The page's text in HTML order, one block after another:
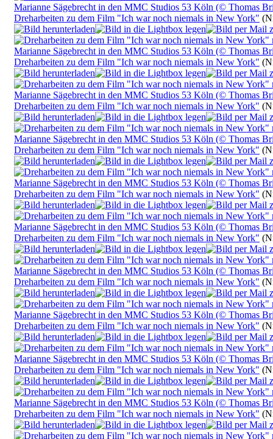
Dreharbeiten zu dem Film "Ich war noch niemals in New York"
Dreharbeiten zu dem Film "Ich war noch niemals in New York"
Dreharbeiten zu dem Film "Ich war noch niemals in New York"
Dreharbeiten zu dem Film "Ich war noch niemals in New York"
Dreharbeiten zu dem Film "Ich war noch niemals in New York"
Dreharbeiten zu dem Film "Ich war noch niemals in New York"
Dreharbeiten zu dem Film "Ich war noch niemals in New York"
Dreharbeiten zu dem Film "Ich war noch niemals in New York"
Dreharbeiten zu dem Film "Ich war noch niemals in New York"
Dreharbeiten zu dem Film "Ich war noch niemals in New York"